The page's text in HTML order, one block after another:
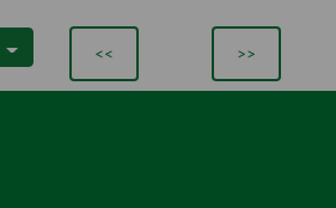
<< >>